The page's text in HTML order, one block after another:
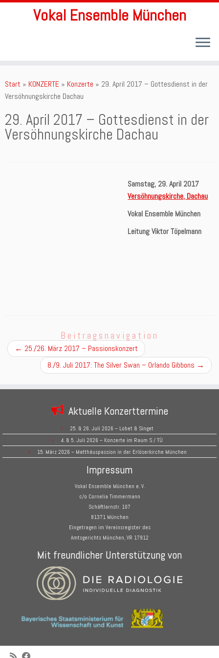
Inhalt
springen
Vokal Ensemble München
Start » KONZERTE » Konzerte » 29. April 2017 – Gottesdienst in der
Versöhnungskirche Dachau
29. April 2017 – Gottesdienst in der
Versöhnungskirche Dachau
Samstag, 29. April 2017
Versöhnungskirche, Dachau
Vokal Ensemble München
Leitung Viktor Töpelmann
Beitragsnavigation
← 25./26. März 2017 – Passionskonzert
8./9. Juli 2017: The Silver Swan – Orlando Gibbons →
Aktuelle Konzerttermine
25. & 26. Juli 2026 – Lobet & Singet
4. & 5. Juli 2026 – Konzerte im Raum S / TÜ
15. März 2026 – Matthäuspassion in der Erlöserkirche München
Impressum
Vokal Ensemble München e. V.
c/o Cornelia Timmermann
Schäftlarnstr. 107
81371 München
Eingetragen im Vereinsregister des
Amtsgerichts München, VR 17912
Mit freundlicher Unterstützung von